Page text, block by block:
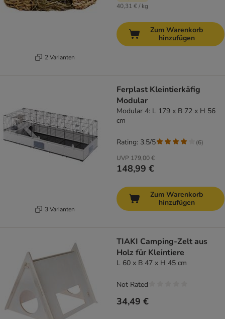
2 Varianten
40,31 € / kg
Zum Warenkorb
hinzufügen
3 Varianten
Ferplast Kleintierkäfig
Modular
Modular 4: L 179 x B 72 x H 56
cm
UVP 179,00 €
148,99 €
Rating: 3.5/5 (6)
Zum Warenkorb
hinzufügen
TIAKI Camping-Zelt aus
Holz für Kleintiere
L 60 x B 47 x H 45 cm
34,49 €
Not Rated